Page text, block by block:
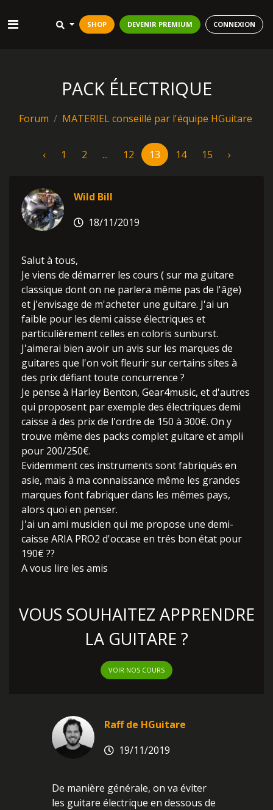
SHOP DEVENIR PREMIUM CONNEXION
PACK ÉLECTRIQUE
Forum MATERIEL conseillé par l'équipe HGuitare
‹ 1 2 ... 12 13 14 15 ›
Wild Bill
18/11/2019
Salut à tous,
Je viens de démarrer les cours ( sur ma guitare
classique dont on ne parlera même pas de l'âge)
et j'envisage de m'acheter une guitare. J'ai un
faible pour les demi caisse électriques et
particulièrement celles en coloris sunburst.
J'aimerai bien avoir un avis sur les marques de
guitares que l'on voit fleurir sur certains sites à
des prix défiant toute concurrence ?
Je pense à Harley Benton, Gear4music, et d'autres
qui proposent par exemple des électriques demi
caisse à des prix de l'ordre de 150 à 300€. On y
trouve même des packs complet guitare et ampli
pour 200/250€.
Evidemment ces instruments sont fabriqués en
asie, mais à ma connaissance même les grandes
marques font fabriquer dans les mêmes pays,
alors quoi en penser.
J'ai un ami musicien qui me propose une demi-
caisse ARIA PRO2 d'occase en trés bon état pour
190€ ??
A vous lire les amis
VOUS SOUHAITEZ APPRENDRE
LA GUITARE ?
VOIR NOS COURS
Raff de HGuitare
19/11/2019
De manière générale, on va éviter
les guitare électrique en dessous de